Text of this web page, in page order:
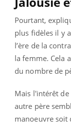
Pourtant,
plus fidèles il y
l’ère de la
la femme. Cela
du nombre de
Mais l'intérêt
autre père
manoeuvre soit